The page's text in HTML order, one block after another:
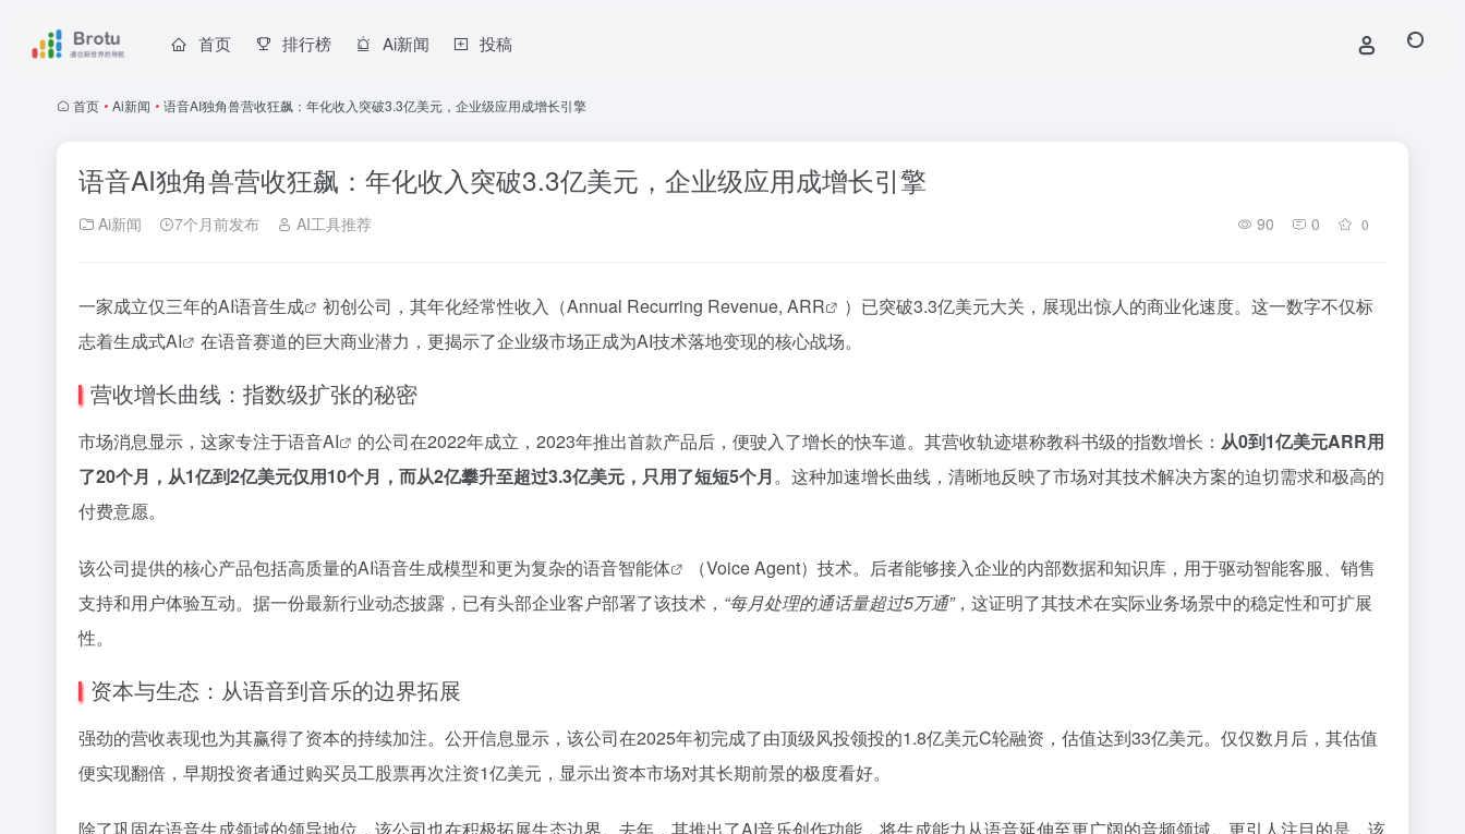
首页 排行榜 Ai新闻 投稿
首页 • Ai新闻 • 语音AI独角兽营收狂飙：年化收入突破3.3亿美元，企业级应用成增长引擎
语音AI独角兽营收狂飙：年化收入突破3.3亿美元，企业级应用成增长引擎
Ai新闻 7个月前发布 AI工具推荐 90 0 0
一家成立仅三年的AI语音生成 初创公司，其年化经常性收入（Annual Recurring Revenue, ARR
）已突破3.3亿美元大关，展现出惊人的商业化速度。这一数字不仅标
志着生成式AI 在语音赛道的巨大商业潜力，更揭示了企业级市场正成为AI技术落地变现的核心战场。
营收增长曲线：指数级扩张的秘密
市场消息显示，这家专注于语音AI 的公司在2022年成立，2023年推出首款产品后，便驶入了增长的快车道。其营收轨迹堪称教科书级的指数增长： 从0到1亿美元ARR用
了20个月，从1亿到2亿美元仅用10个月，而从2亿攀升至超过3.3亿美元，只用了短短5个月。这种加速增长曲线，清晰地反映了市场对其技术解决方案的迫切需求和极高的
付费意愿。
该公司提供的核心产品包括高质量的AI语音生成模型和更为复杂的语音智能体
（Voice Agent）技术。后者能够接入企业的内部数据和知识库，用于驱动智能客服、销售
支持和用户体验互动。据一份最新行业动态披露，已有头部企业客户部署了该技术， “每月处理的通话量超过5万通”，这证明了其技术在实际业务场景中的稳定性和可扩展
性。
资本与生态：从语音到音乐的边界拓展
强劲的营收表现也为其赢得了资本的持续加注。公开信息显示，该公司在2025年初完成了由顶级风投领投的1.8亿美元C轮融资，估值达到33亿美元。仅仅数月后，其估值
便实现翻倍，早期投资者通过购买员工股票再次注资1亿美元，显示出资本市场对其长期前景的极度看好。